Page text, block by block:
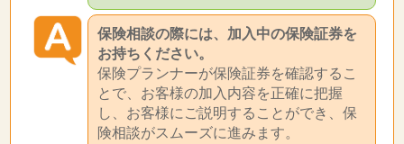
保険相談の際には、加入中の保険証券を
お持ちください。
保険プランナーが保険証券を確認するこ
とで、お客様の加入内容を正確に把握
し、お客様にご説明することができ、保
険相談がスムーズに進みます。